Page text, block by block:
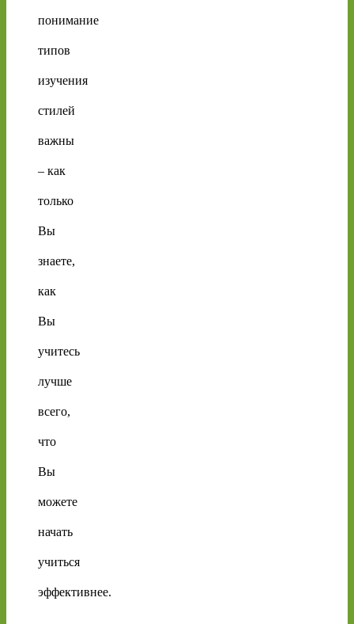
понимание
типов
изучения
стилей
важны
– как
только
Вы
знаете,
как
Вы
учитесь
лучше
всего,
что
Вы
можете
начать
учиться
эффективнее.